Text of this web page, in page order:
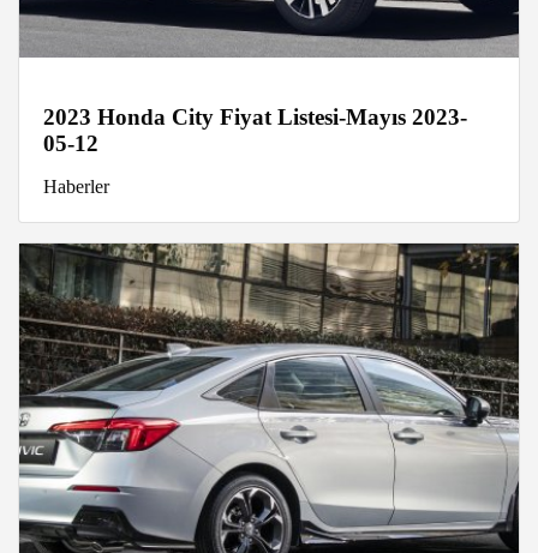
2023 Honda City Fiyat Listesi-Mayıs 2023-
05-12
Haberler